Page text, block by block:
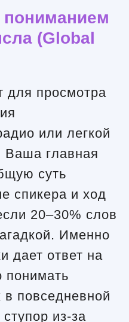
пониманием
(Global
просмотра
или легкой
Ваша главная
суть
спикера и ход
20–30% слов
Именно
дает ответ на
понимать
в повседневной
из-за